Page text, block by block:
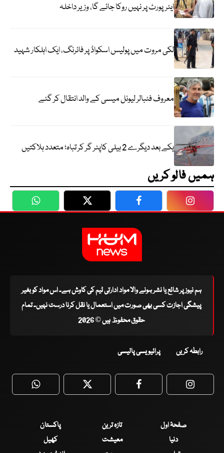
ایئرپورٹ پر نہیں روکا جائے گا، وزیر داخلہ
لکی مروت میں پولیس اسکواڈ پر فائرنگ، ایک اہلکار شہید
معروف فٹبالر لیونل میسی کے والد انتقال کر گئے
یکے بعد دیگرے 2 ہیلی کاپٹر گر کر تباہ؛ متعدد ہلاکتیں
ہمیں فالو کریں
WhatsApp Twitter Facebook
ہم نیوز پر شائع یا نشر ہونے والا مواد ادارتی ٹیم کی کاوش ہے۔ اس مواد کو بغیر
پیشگی اجازت کسی بھی صورت میں استعمال یا نقل کرنا درست نہیں۔ تمام
حقوق محفوظ ہیں © 2026
رابطہ کریں پرائیویسی پالیسی
WhatsApp Twitter Facebook
صفحۂ اول تازہ ترین
پاکستان
دنیا
معیشت
کھیل